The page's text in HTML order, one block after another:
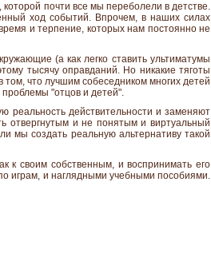
почти все мы переболели в детстве.
ход событий. Впрочем, в наших силах
и терпение, которых нам постоянно не
(а как легко ставить ультиматумы
тысячу оправданий. Но никакие тяготы
что лучшим собеседником многих детей
"отцов и детей".
реальность действительности и заменяют
отвергнутым и не понятым и виртуальный
мы создать реальную альтернативу такой
к своим собственным, и воспринимать его
играм, и наглядными учебными пособиями.